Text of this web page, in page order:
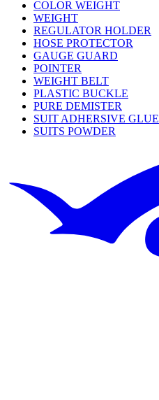
COLOR WEIGHT
WEIGHT
REGULATOR HOLDER
HOSE PROTECTOR
GAUGE GUARD
POINTER
WEIGHT BELT
PLASTIC BUCKLE
PURE DEMISTER
SUIT ADHERSIVE GLUE
SUITS POWDER